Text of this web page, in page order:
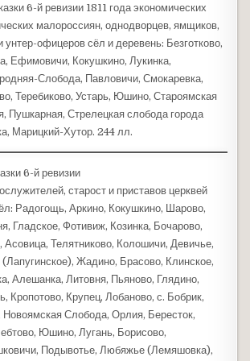
6-й ревизии 1811 года экономических
малороссиян, однодворцев, ямщиков,
унтер-офицеров сёл и деревень: Безготково,
Ефимовичи, Кокушкино, Лукинка,
Слобода, Павловичи, Смокаревка,
Теребиково, Устарь, Юшино, Староямская
Пушкарная, Стрелецкая слобода города
Марицкий-Хутор. 244 лл.
6-й ревизии
старост и приставов церквей
Радогощь, Аркино, Кокушкино, Шарово,
Гладское, Фотивиж, Козинка, Бочарово,
Асовица, Телятниково, Колошичи, Девичье,
Жадино, Брасово, Клинское,
Алешанка, Литовня, Пьяново, Глядино,
Кропотово, Крупец, Лобаново, с. Бобрик,
Новоямская Слобода, Орлия, Бересток,
Юшино, Лугань, Борисово,
Подывотье, Любяжье (Лемяшовка),